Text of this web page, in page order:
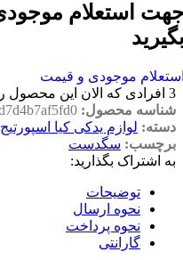
استعلام
موجودی و قیمت
3 افرادی که الان این محصول
شناسه محصول:
دسته: لوازم یدکی کیا اسپورتیج
برچسب: سگدست
به اشتراک بگذارید:
توضیحات
نحوه ارسال
نحوه پرداخت
گارانتی